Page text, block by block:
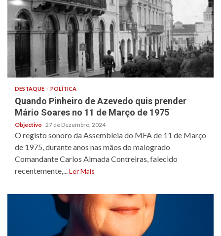
DESTAQUE POLÍTICA
Quando Pinheiro de Azevedo quis prender
Mário Soares no 11 de Março de 1975
Objectivo 27 de Dezembro, 2024
O registo sonoro da Assembleia do MFA de 11 de Março
de 1975, durante anos nas mãos do malogrado
Comandante Carlos Almada Contreiras, falecido
recentemente,...Ler Mais